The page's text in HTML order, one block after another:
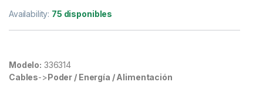
Availability: 75 disponibles
Modelo: 336314
Cables->Poder / Energía / Alimentación